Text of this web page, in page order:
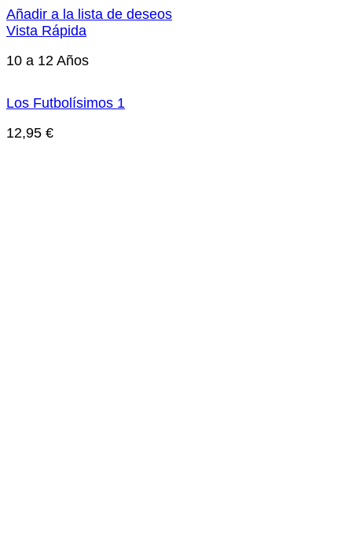
Añadir a la lista de deseos
Vista Rápida
10 a 12 Años
Los Futbolísimos 1
12,95 €